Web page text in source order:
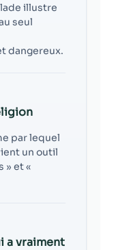
illustre
seul
dangereux.
par lequel
un outil
» et «
a vraiment